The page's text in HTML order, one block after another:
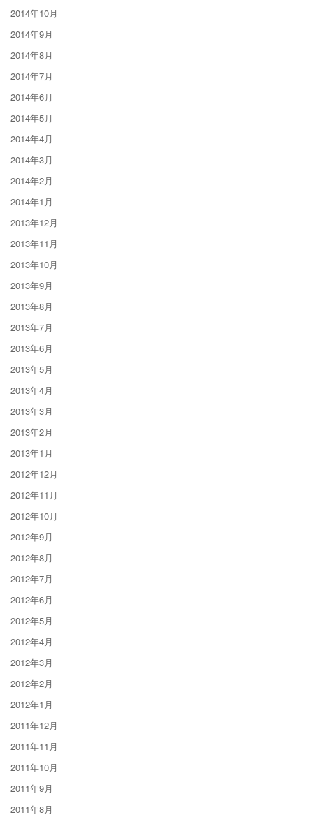
2014年10月
2014年9月
2014年8月
2014年7月
2014年6月
2014年5月
2014年4月
2014年3月
2014年2月
2014年1月
2013年12月
2013年11月
2013年10月
2013年9月
2013年8月
2013年7月
2013年6月
2013年5月
2013年4月
2013年3月
2013年2月
2013年1月
2012年12月
2012年11月
2012年10月
2012年9月
2012年8月
2012年7月
2012年6月
2012年5月
2012年4月
2012年3月
2012年2月
2012年1月
2011年12月
2011年11月
2011年10月
2011年9月
2011年8月